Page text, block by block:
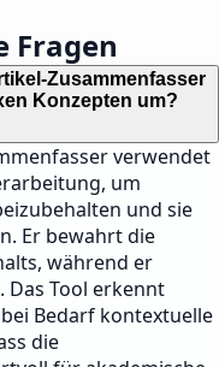
Fragen
Zusammenfasser
Konzepten um?
verwendet
um
und sie
Er bewahrt die
während er
Das Tool erkennt
Bedarf kontextuelle
die